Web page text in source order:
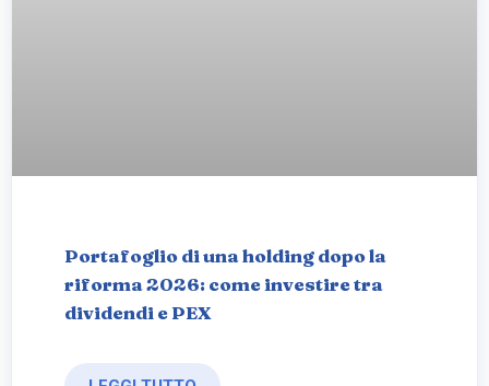
Portafoglio di una holding dopo la
riforma 2026: come investire tra
dividendi e PEX